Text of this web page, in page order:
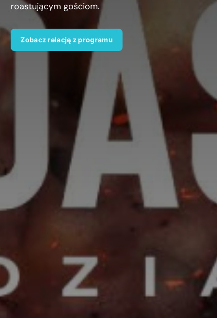
roastującym gościom.
Zobacz relację z programu